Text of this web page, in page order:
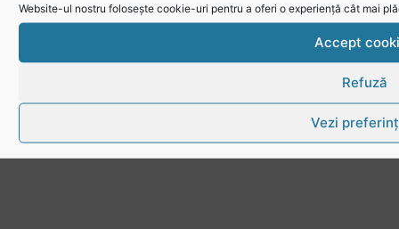
Website-ul nostru folosește cookie-uri pentru a oferi o experiență cât mai
Accept
Refuză
Vezi